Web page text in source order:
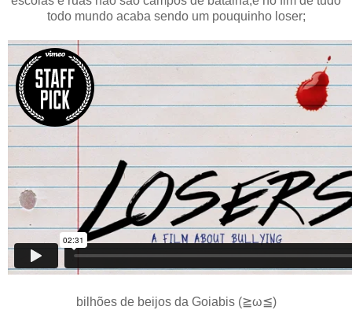
todo mundo acaba sendo um pouquinho loser;
bilhões de beijos da Goiabis (≧ω≦)